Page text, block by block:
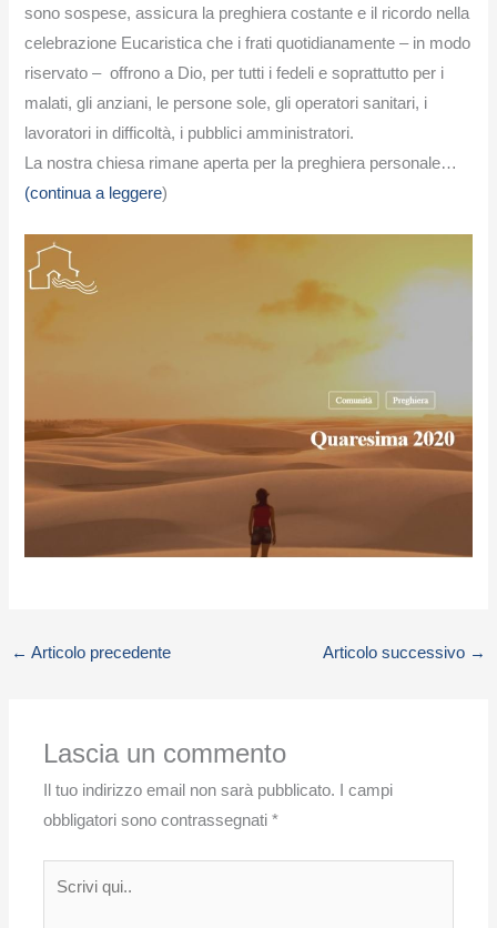
sono sospese, assicura la preghiera costante e il ricordo nella
celebrazione Eucaristica che i frati quotidianamente – in modo
riservato – offrono a Dio, per tutti i fedeli e soprattutto per i
malati, gli anziani, le persone sole, gli operatori sanitari, i
lavoratori in difficoltà, i pubblici amministratori.
La nostra chiesa rimane aperta per la preghiera personale…
(continua a leggere)
← Articolo precedente Articolo successivo →
Lascia un commento
Il tuo indirizzo email non sarà pubblicato.
I campi
obbligatori sono contrassegnati*